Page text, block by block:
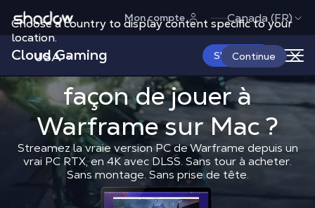
Choose a country to display content specific to your
location.
USA Continue
Shadow.tech Mon compte Canada (FR)
Cloud Gaming S'abonner
Quelle est
Shadow Blog Play on Mac
Quelle est la meilleure
façon dejouer à
Warframe sur Mac ?
Streamez la vraie version PC de Warframe depuis un
vrai PC RTX, en 4K avec DLSS. Sans tour à acheter.
Sans montage. Sans prise de tête.